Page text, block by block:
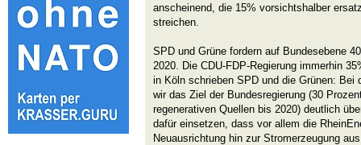
anscheinend, die 15% vorsichtshalber
streichen.
SPD und Grüne fordern auf Bundesebene
2020. Die CDU-FDP-Regierung immerhin
in Köln schrieben SPD und die Grünen: Bei
wir das Ziel der Bundesregierung (30
regenerativen Quellen bis 2020) deutlich
dafür einsetzen, dass vor allem die
Neuausrichtung hin zur Stromerzeugung